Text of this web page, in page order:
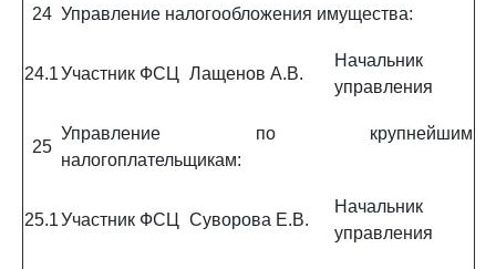
24 Управление налогообложения имущества:
24.1Участник ФСЦ Лащенов А.В.
Начальник
управления
25
Управление по крупнейшим
налогоплательщикам:
25.1Участник ФСЦ Суворова Е.В.
Начальник
управления